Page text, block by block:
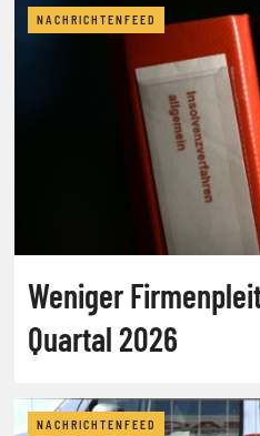
NACHRICHTENFEED
Weniger
Quartal 2026
NACHRICHTENFEED